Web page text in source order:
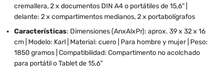
cremallera, 2 x documentos DIN A4 o portátiles de 15,6” |
delante: 2 x compartimentos medianos, 2 x portabolígrafos
Características: Dimensiones (AnxAlxPr): aprox. 39 x 32 x 16
cm | Modelo: Karl | Material: cuero | Para hombre y mujer | Peso:
1850 gramos | Compatibilidad: Compartimento no acolchado
para portátil o Tablet de 15,6”